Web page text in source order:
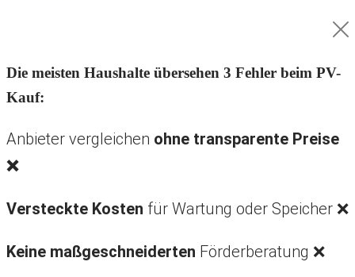
Die meisten Haushalte übersehen 3 Fehler beim PV-
Kauf:
Anbieter vergleichen ohne transparente Preise
❌
Versteckte Kosten für Wartung oder Speicher ❌
Keine maßgeschneiderten Förderberatung ❌